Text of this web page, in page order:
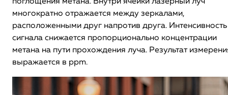
многократно отражается между зеркалами,
расположенными друг напротив друга. Интенсивность
сигнала снижается пропорционально концентрации
метана на пути прохождения луча. Результат
выражается в ppm.